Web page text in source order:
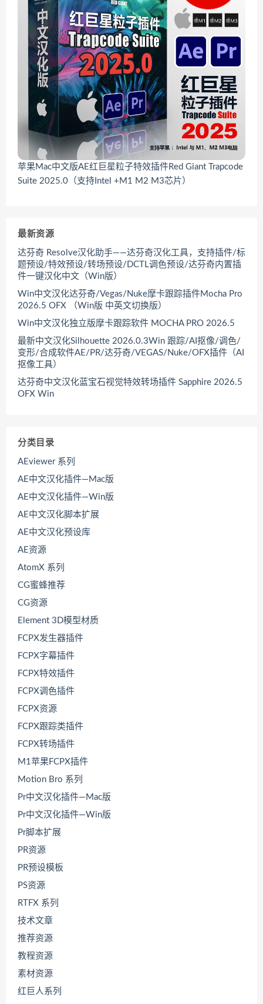
苹果Mac中文版AE红巨星粒子特效插件Red Giant Trapcode
Suite 2025.0（支持Intel +M1 M2 M3芯片）
最新资源
达芬奇 Resolve汉化助手——达芬奇汉化工具，支持插件/标
题预设/特效预设/转场预设/DCTL调色预设/达芬奇内置插
件一键汉化中文（Win版）
Win中文汉化达芬奇/Vegas/Nuke摩卡跟踪插件Mocha Pro
2026.5 OFX （Win版 中英文切换版）
Win中文汉化独立版摩卡跟踪软件 MOCHA PRO 2026.5
最新中文汉化Silhouette 2026.0.3Win 跟踪/AI抠像/调色/
变形/合成软件AE/PR/达芬奇/VEGAS/Nuke/OFX插件（AI
抠像工具）
达芬奇中文汉化蓝宝石视觉特效转场插件 Sapphire 2026.5
OFX Win
分类目录
AEviewer 系列
AE中文汉化插件—Mac版
AE中文汉化插件—Win版
AE中文汉化脚本扩展
AE中文汉化预设库
AE资源
AtomX 系列
CG蜜蜂推荐
CG资源
Element 3D模型材质
FCPX发生器插件
FCPX字幕插件
FCPX特效插件
FCPX调色插件
FCPX资源
FCPX跟踪类插件
FCPX转场插件
M1苹果FCPX插件
Motion Bro 系列
Pr中文汉化插件—Mac版
Pr中文汉化插件—Win版
Pr脚本扩展
PR资源
PR预设模板
PS资源
RTFX 系列
技术文章
推荐资源
教程资源
素材资源
红巨人系列